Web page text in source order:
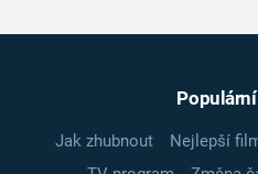
Jak zhubnout Nejlepší